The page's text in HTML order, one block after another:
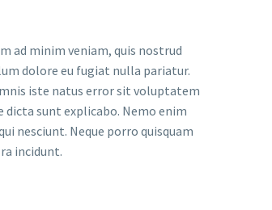
ad minim veniam, quis nostrud
dolore eu fugiat nulla pariatur.
iste natus error sit voluptatem
sunt explicabo. Nemo enim
nesciunt. Neque porro quisquam
incidunt.